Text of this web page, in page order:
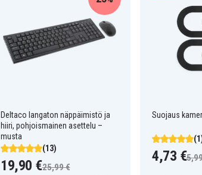
Deltaco langaton näppäimistö ja
hiiri, pohjoismainen asettelu –
musta
(13)
19,90 €25,99 €
Suojaus
4,73 €